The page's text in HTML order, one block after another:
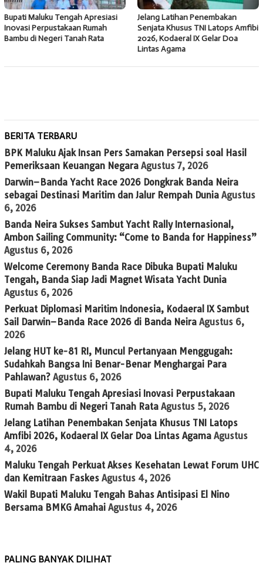
Bupati Maluku Tengah Apresiasi
Inovasi Perpustakaan Rumah
Bambu di Negeri Tanah Rata
Jelang Latihan Penembakan
Senjata Khusus TNI Latops Amfibi
2026, Kodaeral IX Gelar Doa
Lintas Agama
BERITA TERBARU
BPK Maluku Ajak Insan Pers Samakan Persepsi soal Hasil
Pemeriksaan Keuangan Negara Agustus 7, 2026
Darwin–Banda Yacht Race 2026 Dongkrak Banda Neira
sebagai Destinasi Maritim dan Jalur Rempah Dunia Agustus
6, 2026
Banda Neira Sukses Sambut Yacht Rally Internasional,
Ambon Sailing Community: “Come to Banda for Happiness”
Agustus 6, 2026
Welcome Ceremony Banda Race Dibuka Bupati Maluku
Tengah, Banda Siap Jadi Magnet Wisata Yacht Dunia
Agustus 6, 2026
Perkuat Diplomasi Maritim Indonesia, Kodaeral IX Sambut
Sail Darwin–Banda Race 2026 di Banda Neira Agustus 6,
2026
Jelang HUT ke-81 RI, Muncul Pertanyaan Menggugah:
Sudahkah Bangsa Ini Benar-Benar Menghargai Para
Pahlawan? Agustus 6, 2026
Bupati Maluku Tengah Apresiasi Inovasi Perpustakaan
Rumah Bambu di Negeri Tanah Rata Agustus 5, 2026
Jelang Latihan Penembakan Senjata Khusus TNI Latops
Amfibi 2026, Kodaeral IX Gelar Doa Lintas Agama Agustus
4, 2026
Maluku Tengah Perkuat Akses Kesehatan Lewat Forum UHC
dan Kemitraan Faskes Agustus 4, 2026
Wakil Bupati Maluku Tengah Bahas Antisipasi El Nino
Bersama BMKG Amahai Agustus 4, 2026
PALING BANYAK DILIHAT